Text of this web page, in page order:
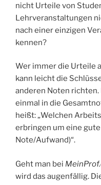
nicht Urteile von
Lehrveranstaltungen
nach einer einzigen
kennen?
Wer immer die Urteile
kann leicht die
anderen Noten
einmal in die
heißt: „Welchen
erbringen um eine
Note/Aufwand)“.
Geht man bei
wird das augenfällig.